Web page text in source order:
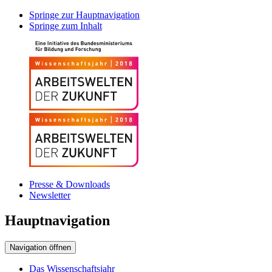
Springe zur Hauptnavigation
Springe zum Inhalt
Presse & Downloads
Newsletter
Hauptnavigation
Navigation öffnen
Das Wissenschaftsjahr